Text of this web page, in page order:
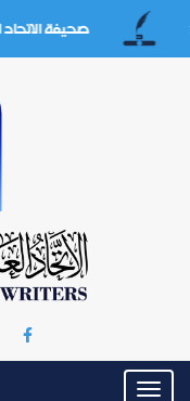
صحيفة الاتحاد الثقافي العدد(104)-تموز-
Toggle